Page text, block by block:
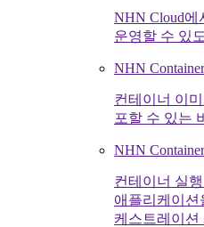
NHN Cloud에
운영할 수 있
NHN
컨테이너 이
포할 수 있는
NHN
컨테이너 실
애플리케이션
케스트레이션